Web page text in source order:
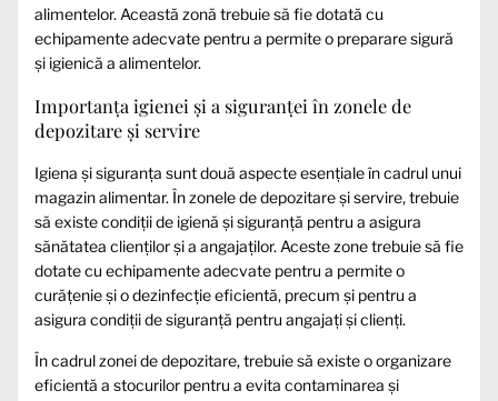
alimentelor. Această zonă trebuie să fie dotată cu
echipamente adecvate pentru a permite o preparare sigură
și igienică a alimentelor.
Importanța igienei și a siguranței în zonele de
depozitare și servire
Igiena și siguranța sunt două aspecte esențiale în cadrul unui
magazin alimentar. În zonele de depozitare și servire, trebuie
să existe condiții de igienă și siguranță pentru a asigura
sănătatea clienților și a angajaților. Aceste zone trebuie să fie
dotate cu echipamente adecvate pentru a permite o
curățenie și o dezinfecție eficientă, precum și pentru a
asigura condiții de siguranță pentru angajați și clienți.
În cadrul zonei de depozitare, trebuie să existe o organizare
eficientă a stocurilor pentru a evita contaminarea și